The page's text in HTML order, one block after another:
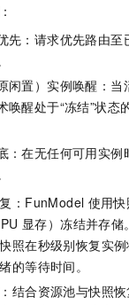
先：请求优先路由至
闲置）实例唤醒：当
唤醒处于“冻结”状态
：在无任何可用实例
：FunModel 使用
显存）冻结并存储
照在秒级别恢复实
的等待时间。
结合资源池与快照